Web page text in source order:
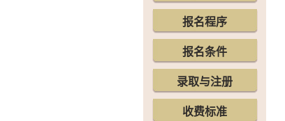
报名程序
报名条件
录取与注册
收费标准